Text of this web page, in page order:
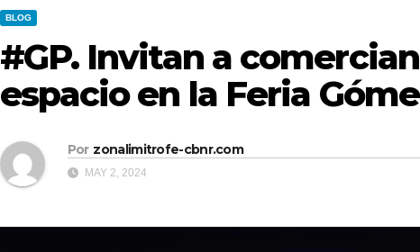
BLOG
#GP. Invitan a
espacio en la Feria
Por zonalimitrofe-cbnr.com
MAY 2, 2024